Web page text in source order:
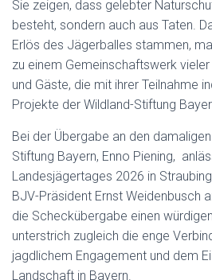
Sie zeigen, dass gelebter
besteht, sondern auch aus Taten.
Erlös des Jägerballes stammen,
zu einem Gemeinschaftswerk
und Gäste, die mit ihrer Teilnahme
Projekte der Wildland-Stiftung
Bei der Übergabe an den
Stiftung Bayern, Enno Piening,
Landesjägertages 2026 in
BJV-Präsident Ernst Weidenbusch
die Scheckübergabe einen
unterstrich zugleich die enge
jagdlichem Engagement und dem
Landschaft in Bayern.